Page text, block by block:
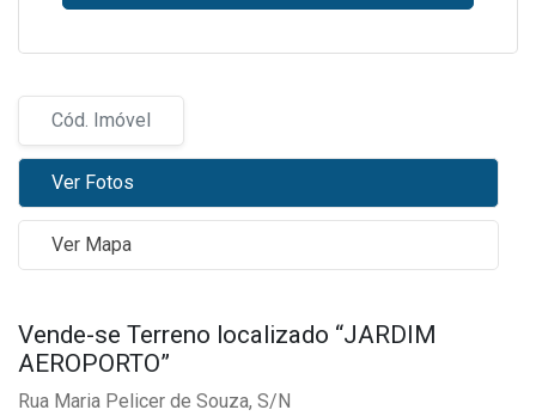
Cód. Imóvel
Ver Fotos
Ver Mapa
Vende-se Terreno localizado “JARDIM
AEROPORTO”
Rua Maria Pelicer de Souza, S/N